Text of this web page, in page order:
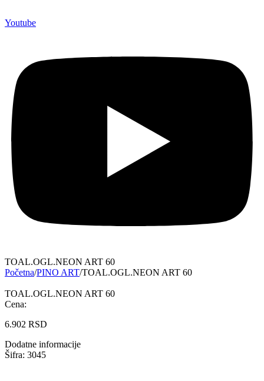
Youtube
TOAL.OGL.NEON ART 60
Početna/PINO ART/TOAL.OGL.NEON ART 60
TOAL.OGL.NEON ART 60
Cena:
6.902 RSD
Dodatne informacije
Šifra: 3045